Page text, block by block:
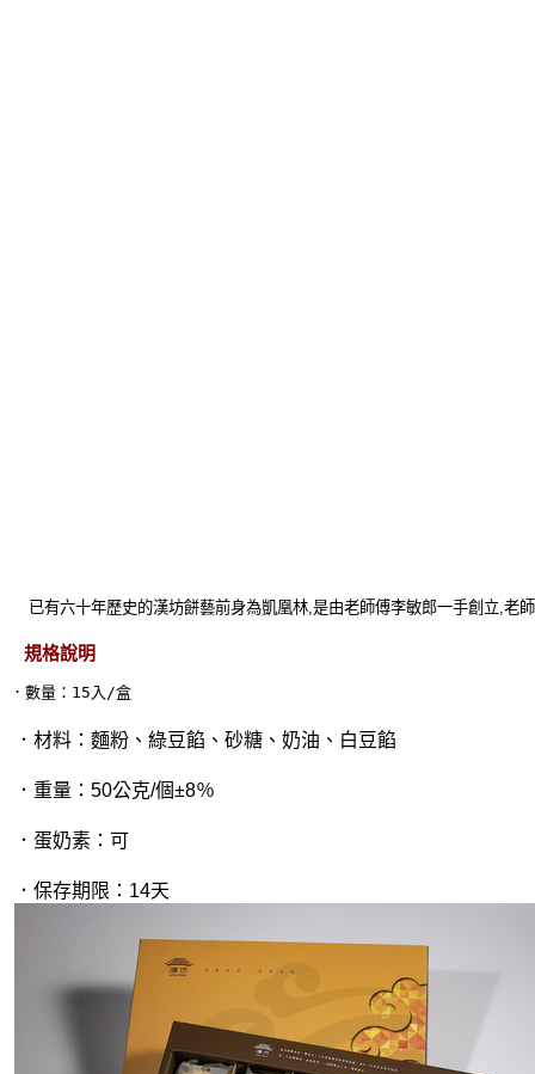
已有六十年歷史的漢坊餅藝前身為凱凰林 是由老師傅李敏郎一手創立 老
規格說明
．數量：15入/盒
．材料：麵粉、綠豆餡、砂糖、奶油、白豆餡
．重量：50公克/個±8％
．蛋奶素：可
．保存期限：14天